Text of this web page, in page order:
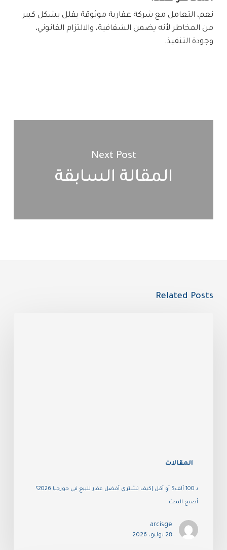
نعم، التعامل مع شركة عقارية موثوقة يقلل بشكل كبير
من المخاطر لأنه يضمن الشفافية، والالتزام القانوني،
وجودة التنفيذ.
Next Post
المقالة السابقة
Related Posts
المقالات
بـ 100 ألف$ أو أقل |كيف تشتري أفضل عقار للبيع في جورجيا 2026؟
أصبح البحث…
arcisge
28 يوليو، 2026